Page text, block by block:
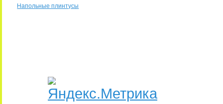
Напольные плинтусы